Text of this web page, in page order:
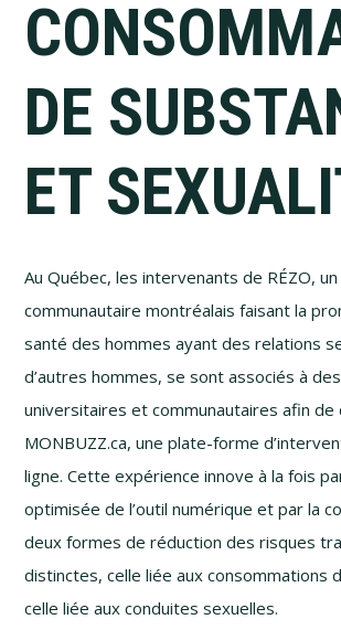
DE
ET
Au Québec, les intervenants de RÉZO,
communautaire montréalais faisant la
santé des hommes ayant des relations
d’autres hommes, se sont associés à
universitaires et communautaires afin
MONBUZZ​.ca, une plate-forme
ligne. Cette expérience innove à la fois
optimisée de l’outil numérique et par la
deux formes de réduction des risques
distinctes, celle liée aux consommations
celle liée aux conduites sexuelles.